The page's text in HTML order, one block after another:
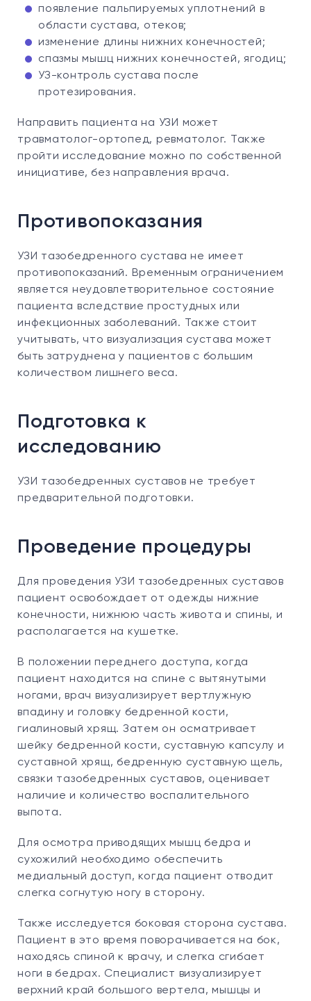
появление пальпируемых уплотнений в
области сустава, отеков;
изменение длины нижних конечностей;
спазмы мышц нижних конечностей, ягодиц;
УЗ-контроль сустава после
протезирования.
Направить пациента на УЗИ может
травматолог-ортопед, ревматолог. Также
пройти исследование можно по собственной
инициативе, без направления врача.
Противопоказания
УЗИ тазобедренного сустава не имеет
противопоказаний. Временным ограничением
является неудовлетворительное состояние
пациента вследствие простудных или
инфекционных заболеваний. Также стоит
учитывать, что визуализация сустава может
быть затруднена у пациентов с большим
количеством лишнего веса.
Подготовка к
исследованию
УЗИ тазобедренных суставов не требует
предварительной подготовки.
Проведение процедуры
Для проведения УЗИ тазобедренных суставов
пациент освобождает от одежды нижние
конечности, нижнюю часть живота и спины, и
располагается на кушетке.
В положении переднего доступа, когда
пациент находится на спине с вытянутыми
ногами, врач визуализирует вертлужную
впадину и головку бедренной кости,
гиалиновый хрящ. Затем он осматривает
шейку бедренной кости, суставную капсулу и
суставной хрящ, бедренную суставную щель,
связки тазобедренных суставов, оценивает
наличие и количество воспалительного
выпота.
Для осмотра приводящих мышц бедра и
сухожилий необходимо обеспечить
медиальный доступ, когда пациент отводит
слегка согнутую ногу в сторону.
Также исследуется боковая сторона сустава.
Пациент в это время поворачивается на бок,
находясь спиной к врачу, и слегка сгибает
ноги в бедрах. Специалист визуализирует
верхний край большого вертела, мышцы и